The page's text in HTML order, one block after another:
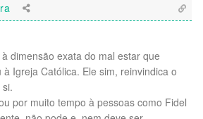
dimensão exata do mal estar que
Igreja Católica. Ele sim, reinvindica o
por muito tempo à pessoas como Fidel